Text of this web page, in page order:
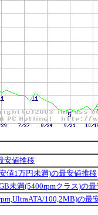
安値推移
値1万円未満)の最安値推移
未満(5400rpmクラス)の
100,2MB)の最